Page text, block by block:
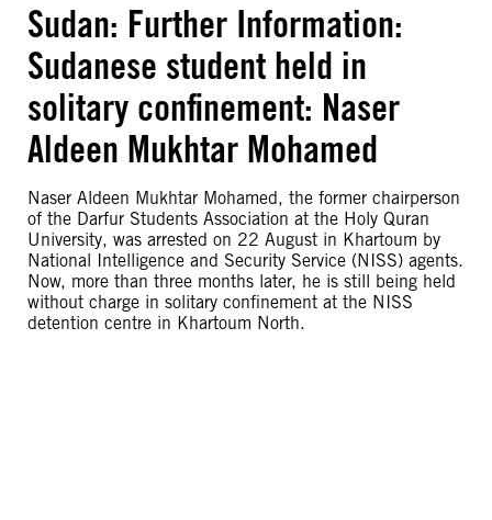
Sudan: Further Information:
Sudanese student held in
solitary confinement: Naser
Aldeen Mukhtar Mohamed
Naser Aldeen Mukhtar Mohamed, the former chairperson
of the Darfur Students Association at the Holy Quran
University, was arrested on 22 August in Khartoum by
National Intelligence and Security Service (NISS) agents.
Now, more than three months later, he is still being held
without charge in solitary confinement at the NISS
detention centre in Khartoum North.